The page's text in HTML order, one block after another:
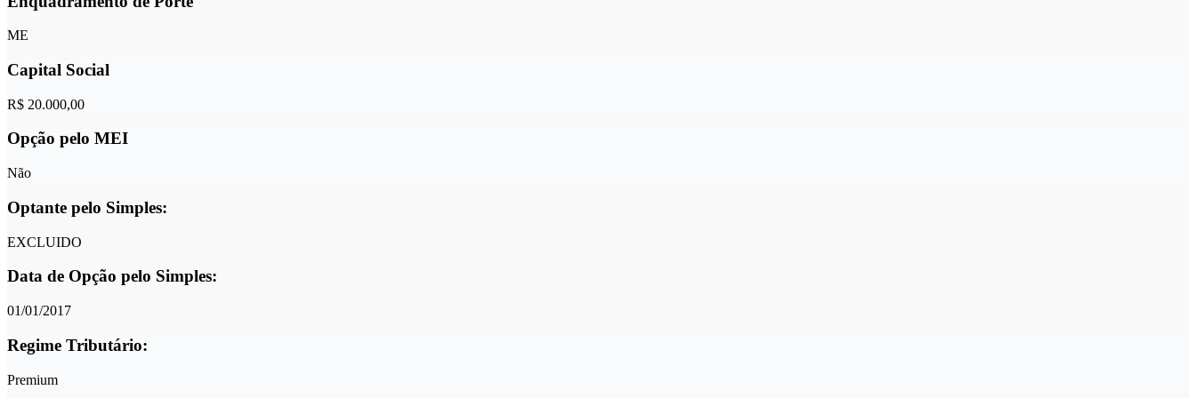
ME
Capital Social
R$ 20.000,00
Opção pelo MEI
Não
Optante pelo Simples:
EXCLUIDO
Data de Opção pelo Simples:
01/01/2017
Regime Tributário:
Premium